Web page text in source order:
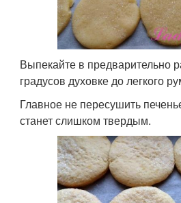
Выпекайте в предварительно
градусов духовке до легкого
Главное не пересушить
станет слишком твердым.